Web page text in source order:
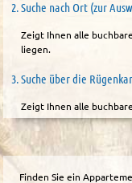
2. Suche nach Ort (zur
Zeigt Ihnen alle
liegen.
3. Suche über die
Zeigt Ihnen alle
Finden Sie ein